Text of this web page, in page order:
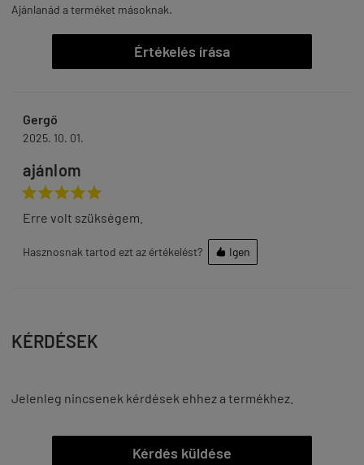
Ajánlanád a terméket másoknak.
Értékelés írása
Gergő
2025. 10. 01.
ajánlom

Erre volt szükségem.
Hasznosnak tartod ezt az értékelést?  Igen
KÉRDÉSEK
Jelenleg nincsenek kérdések ehhez a termékhez.
Kérdés küldése